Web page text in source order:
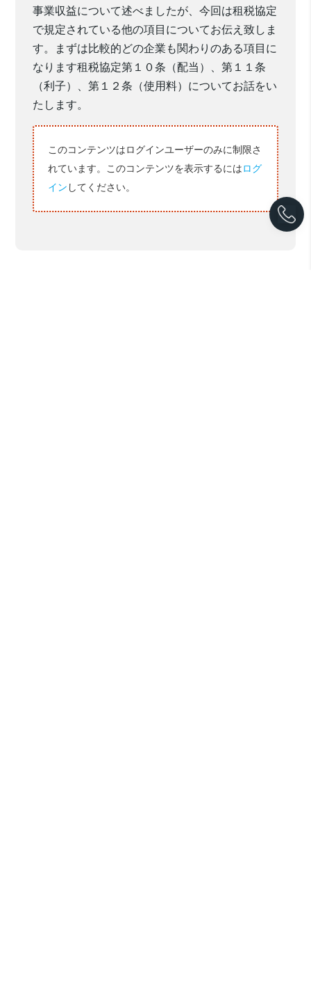
事業収益について述べましたが、今回は租税協定
で規定されている他の項目についてお伝え致しま
す。まずは比較的どの企業も関わりのある項目に
なります租税協定第１０条（配当）、第１１条
（利子）、第１２条（使用料）についてお話をい
たします。
このコンテンツはログインユーザーのみに制限さ
れています。このコンテンツを表示するにはログ
イン してください。